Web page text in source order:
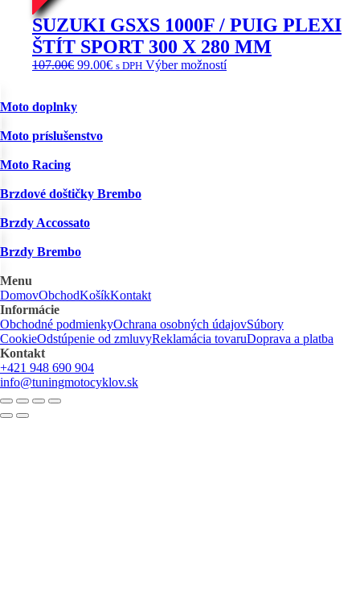
SUZUKI GSXS 1000F / PUIG PLEXI
ŠTÍT SPORT 300 X 280 MM
107.00€ Pôvodná
107.00€.
99.00€Aktuálna
s DPH Výber možnostíTento
Moto doplnky
Moto príslušenstvo
Moto Racing
Brzdové doštičky Brembo
Brzdy Accossato
Brzdy Brembo
Menu
DomovObchodKošíkKontakt
Informácie
Obchodné podmienkyOchrana osobných údajovSúbory
CookieOdstúpenie od zmluvyReklamácia tovaruDoprava a platba
Kontakt
+421 948 690 904
info@tuningmotocyklov.sk